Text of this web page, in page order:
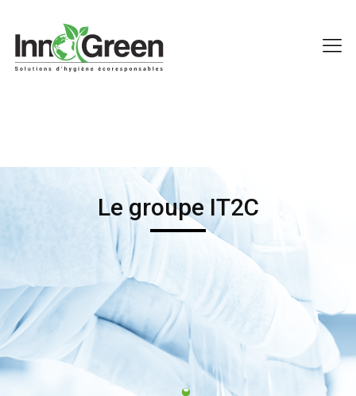
Le groupe IT2C